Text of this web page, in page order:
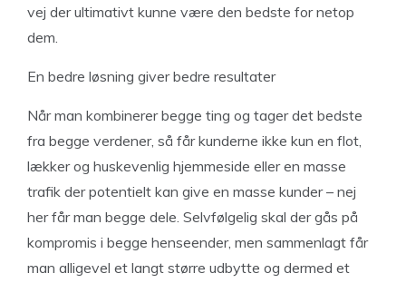
vej der ultimativt kunne være den bedste for netop
dem.
En bedre løsning giver bedre resultater
Når man kombinerer begge ting og tager det bedste
fra begge verdener, så får kunderne ikke kun en flot,
lækker og huskevenlig hjemmeside eller en masse
trafik der potentielt kan give en masse kunder – nej
her får man begge dele. Selvfølgelig skal der gås på
kompromis i begge henseender, men sammenlagt får
man alligevel et langt større udbytte og dermed et